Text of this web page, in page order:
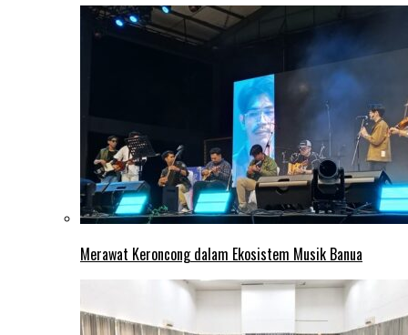
Merawat Keroncong dalam Ekosistem Musik Banua